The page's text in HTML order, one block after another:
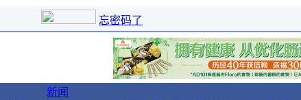
忘密码了
新闻